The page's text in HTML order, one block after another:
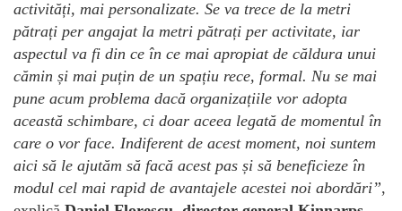
activități, mai personalizate. Se va trece de la metri
pătrați per angajat la metri pătrați per activitate, iar
aspectul va fi din ce în ce mai apropiat de căldura unui
cămin și mai puțin de un spațiu rece, formal. Nu se mai
pune acum problema dacă organizațiile vor adopta
această schimbare, ci doar aceea legată de momentul în
care o vor face. Indiferent de acest moment, noi suntem
aici să le ajutăm să facă acest pas și să beneficieze în
modul cel mai rapid de avantajele acestei noi abordări”,